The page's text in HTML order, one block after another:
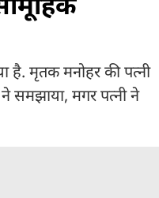
है. मृतक मनोहर की पत्नी
समझाया, मगर पत्नी ने